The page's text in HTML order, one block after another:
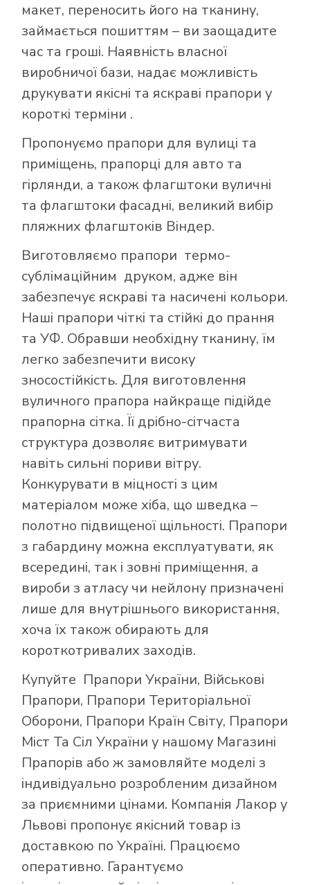
макет, переносить його на тканину,
займається пошиттям – ви заощадите
час та гроші. Наявність власної
виробничої бази, надає можливість
друкувати якісні та яскраві прапори у
короткі терміни .
Пропонуємо прапори для вулиці та
приміщень, прапорці для авто та
гірлянди, а також флагштоки вуличні
та флагштоки фасадні, великий вибір
пляжних флагштоків Віндер.
Виготовляємо прапори термо-
сублімаційним друком, адже він
забезпечує яскраві та насичені кольори.
Наші прапори чіткі та стійкі до прання
та УФ. Обравши необхідну тканину, їм
легко забезпечити високу
зносостійкість. Для виготовлення
вуличного прапора найкраще підійде
прапорна сітка. Її дрібно-сітчаста
структура дозволяє витримувати
навіть сильні пориви вітру.
Конкурувати в міцності з цим
матеріалом може хіба, що шведка –
полотно підвищеної щільності. Прапори
з габардину можна експлуатувати, як
всередині, так і зовні приміщення, а
вироби з атласу чи нейлону призначені
лише для внутрішнього використання,
хоча їх також обирають для
короткотривалих заходів.
Купуйте Прапори України, Військові
Прапори, Прапори Територіальної
Оборони, Прапори Країн Світу, Прапори
Міст Та Сіл України у нашому Магазині
Прапорів або ж замовляйте моделі з
індивідуально розробленим дизайном
за приємними цінами. Компанія Лакор у
Львові пропонує якісний товар із
доставкою по Україні. Працюємо
оперативно. Гарантуємо